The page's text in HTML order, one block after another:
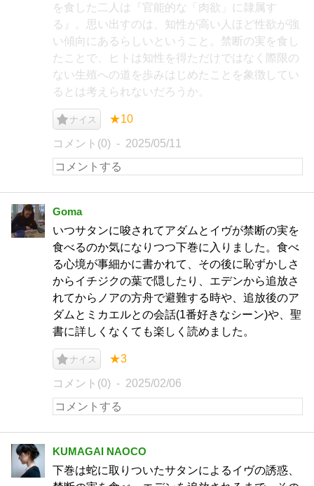
を食した二人は『官能的な「肉欲」に隷属す
る』。思い出すのは、知性が高い人ほど性欲が強
い傾向にあるらしいということ。禁断の実を食し
たことで、ヒトは知性を得ただけではなく際限の
ない生殖への道を歩みはじめたことを象徴してい
るとは考えられないだろうか。
ナイス ★10
コメント(0) 2025/05/11
Goma
いつサタンに唆されてアダムとイヴが禁断の実を
食べるのか気になりつつ下巻に入りました。食べ
る心境が事細かに書かれて、その後に恥ずかしさ
からイチジクの葉で隠したり、エデンから追放さ
れてからノアの方舟で避難する時や、追放後のア
ダムとミカエルとの会話(1番好きなシーン)や、聖
書に詳しくなくても楽しく読めました。
ナイス ★3
コメント(0) 2025/02/06
KUMAGAI NAOCO
下巻は蛇に取りついたサタンによるイヴの誘惑、